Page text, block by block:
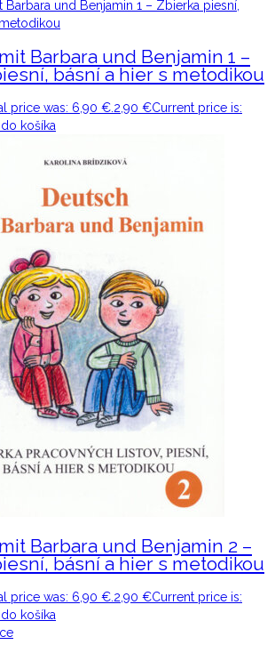
Barbara und Benjamin 1 –
básní a hier s metodikou
price was: 6,90 €. 2,90 €Current price is:
košíka
Barbara und Benjamin 2 –
básní a hier s metodikou
price was: 6,90 €. 2,90 €Current price is:
košíka